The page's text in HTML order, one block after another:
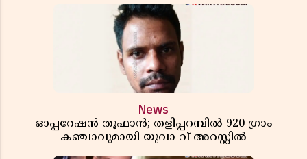
News
ഓപ്പറേഷൻ തൂഫാൻ; തളിപ്പറമ്പിൽ 920 ഗ്രാം
കഞ്ചാവുമായി യുവാ വ് അറസ്റ്റിൽ